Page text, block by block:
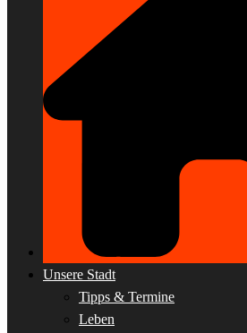
Unsere Stadt
Tipps & Termine
Leben